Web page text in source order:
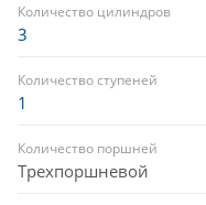
Количество цилиндров
3
Количество ступеней
1
Количество поршней
Трехпоршневой